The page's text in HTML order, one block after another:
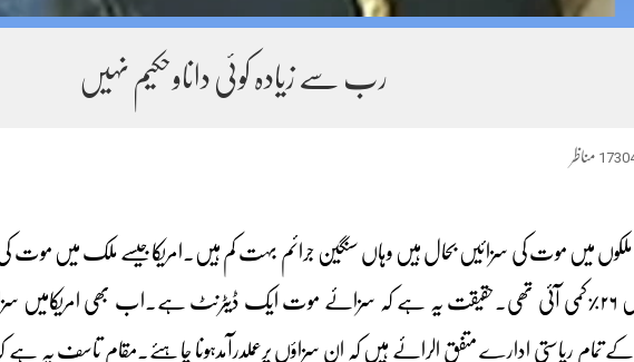
رب سے زیادہ کوئی داناوحکیم نہیں
مناظر
جن ملکوں میں موت کی سزائیں بحال ہیں وہاں سنگین جرائم بہت کم ہیں۔امریکاجیسے ملک
کی وارداتوں کی شرح میں ۲۶٪کمی آئی تھی۔حقیقت یہ ہے کہ سزائے موت ایک ڈیٹرنٹ ہے۔اب بھی
تمام ریاستی ادارے متفق الرائے ہیں کہ ان سزاؤں پرعملدرآمدہونا چاہئے۔مقام تاسف یہ ہے